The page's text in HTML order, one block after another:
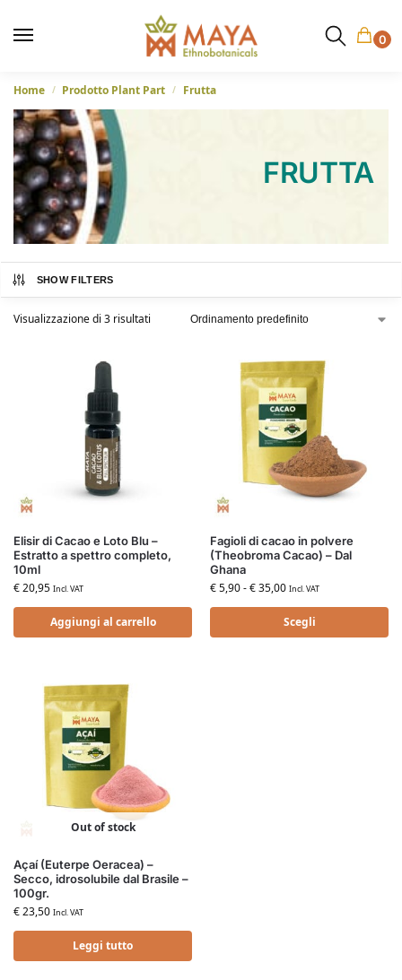
0
Home / Prodotto Plant Part / Frutta
FRUTTA
SHOW FILTERS
Visualizzazione di 3 risultati
Elisir di Cacao e Loto Blu –
Estratto a spettro completo,
10ml
€20,95 Incl. VAT
Aggiungi al carrello
Fagioli di cacao in polvere
(Theobroma Cacao) – Dal
Ghana
€5,90-€35,00 Incl. VAT
Scegli
Out of stock
Açaí (Euterpe Oeracea) –
Secco, idrosolubile dal Brasile –
100gr.
€23,50 Incl. VAT
Leggi tutto